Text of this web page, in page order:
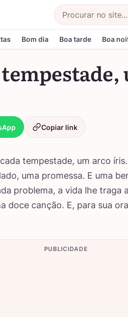
Buscar
Bom dia Boa tarde Boa
Copiar link
tempestade, um arco
uma promessa. E uma
problema, a vida lhe traga
doce canção. E, para sua
PUBLICIDADE